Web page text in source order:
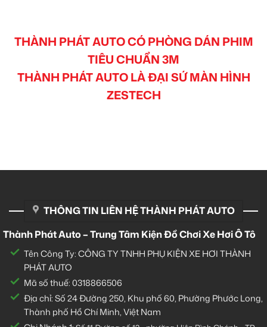
THÀNH PHÁT AUTO CÓ PHÒNG DÁN PHIM
TIÊU CHUẨN 3M
THÀNH PHÁT AUTO LÀ ĐẠI SỨ MÀN HÌNH
ZESTECH
THÔNG TIN LIÊN HỆ THÀNH PHÁT AUTO
Thành Phát Auto – Trung Tâm Kiện Đồ Chơi Xe Hơi Ô Tô
Tên Công Ty: CÔNG TY TNHH PHỤ KIỆN XE HƠI THÀNH
PHÁT AUTO
Mã số thuế: 0318866506
Địa chỉ: Số 24 Đường 250, Khu phố 60, Phường Phước Long,
Thành phố Hồ Chí Minh, Việt Nam